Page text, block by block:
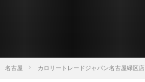
名古屋 カロリートレードジャパン名古屋緑区店